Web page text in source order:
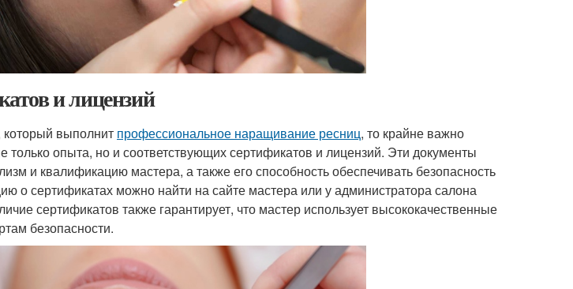
и лицензий
выполнит профессиональное наращивание ресниц, то крайне важно
только опыта, но и соответствующих сертификатов и лицензий. Эти документы
и квалификацию мастера, а также его способность обеспечивать безопасность
о сертификатах можно найти на сайте мастера или у администратора салона
сертификатов также гарантирует, что мастер использует высококачественные
безопасности.